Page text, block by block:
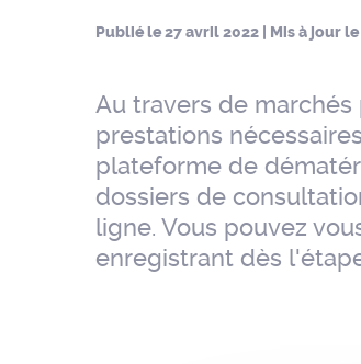
Publié le27 avril 2022 | Mis à jour le
Au travers de
prestations
plateforme de
dossiers de
ligne. Vous pouvez
enregistrant dès